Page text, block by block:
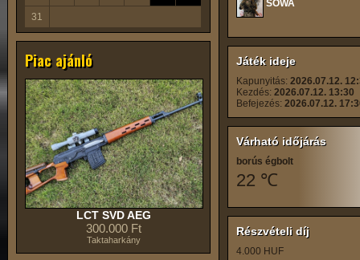
31
Piac ajánló
LCT SVD AEG
300.000 Ft
Taktaharkány
SOWA
Játék ideje
Kapunyitás: 2026.07.12.
Kezdés: 2026.07.12. 13:30
Befejezés: 2026.07.12.
Várható időjárás
borús égbolt
22 ℃
Részvételi díj
4.000 HUF